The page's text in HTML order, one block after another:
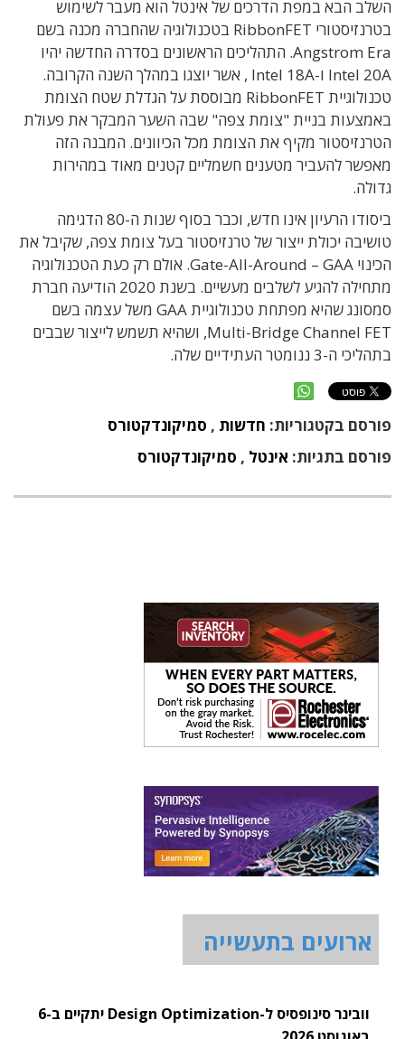
השלב הבא במפת הדרכים של אינטל הוא מעבר לשימוש
בטרנזיסטורי RibbonFET בטכנולוגיה שהחברה מכנה בשם
Angstrom Era. התהליכים הראשונים בסדרה החדשה יהיו
Intel 20A ו-Intel 18A , אשר יוצגו במהלך השנה הקרובה.
טכנולוגיית RibbonFET מבוססת על הגדלת שטח הצומת
באמצעות בניית "צומת צפה" שבה השער המבקר את פעולת
הטרנזיסטור מקיף את הצומת מכל הכיוונים. המבנה הזה
מאפשר להעביר מטענים חשמליים קטנים מאוד במהירות
גדולה.
ביסודו הרעיון אינו חדש, וכבר בסוף שנות ה-80 הדגימה
טושיבה יכולת ייצור של טרנזיסטור בעל צומת צפה, שקיבל את
הכינוי Gate-All-Around – GAA. אולם רק כעת הטכנולוגיה
מתחילה להגיע לשלבים מעשיים. בשנת 2020 הודיעה חברת
סמסונג שהיא מפתחת טכנולוגיית GAA משל עצמה בשם
Multi-Bridge Channel FET, ושהיא תשמש לייצור שבבים
בתהליכי ה-3 ננומטר העתידיים שלה.
פורסם בקטגוריות: חדשות , סמיקונדקטורס
פורסם בתגיות: אינטל , סמיקונדקטורס
ארועים בתעשייה
וובינר סינופסיס ל-Design Optimization יתקיים ב-6